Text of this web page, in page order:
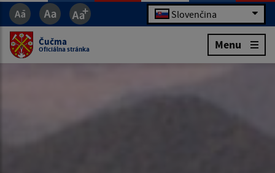
Slovenčina
Čučma
Oficiálna stránka Menu